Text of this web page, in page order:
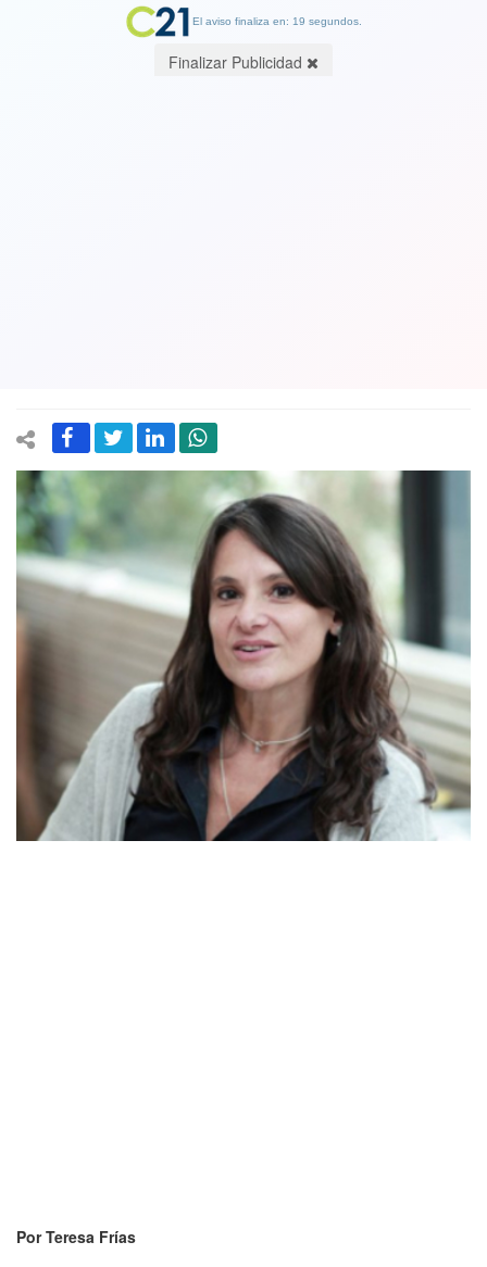
Por Teresa Frías
El aviso finaliza en: 18 segundos.
Finalizar Publicidad